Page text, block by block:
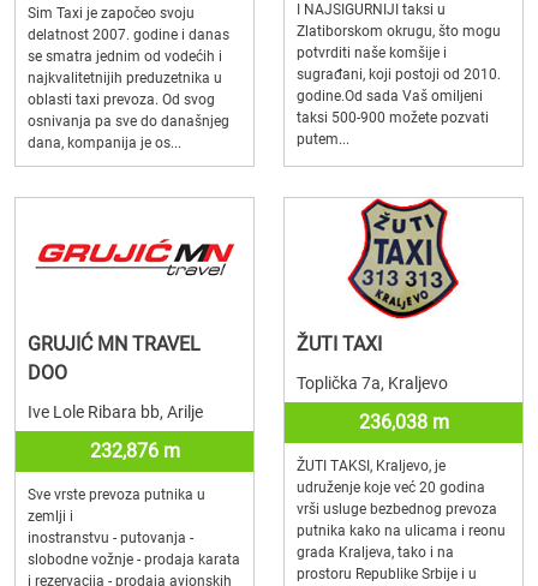
Sim Taxi je započeo svoju
delatnost 2007. godine i danas
se smatra jednim od vodećih i
najkvalitetnijih preduzetnika u
oblasti taxi prevoza. Od svog
osnivanja pa sve do današnjeg
dana, kompanija je os...
I NAJSIGURNIJI taksi u
Zlatiborskom okrugu, što mogu
potvrditi naše komšije i
sugrađani, koji postoji od 2010.
godine.Od sada Vaš omiljeni
taksi 500-900 možete pozvati
putem...
GRUJIĆ MN TRAVEL
DOO
Ive Lole Ribara bb, Arilje
232,876 m
Sve vrste prevoza putnika u
zemlji i
inostranstvu - putovanja -
slobodne vožnje - prodaja karata
i rezervacija - prodaja avionskih
ŽUTI TAXI
Toplička 7a, Kraljevo
236,038 m
ŽUTI TAKSI, Kraljevo, je
udruženje koje već 20 godina
vrši usluge bezbednog prevoza
putnika kako na ulicama i reonu
grada Kraljeva, tako i na
prostoru Republike Srbije i u